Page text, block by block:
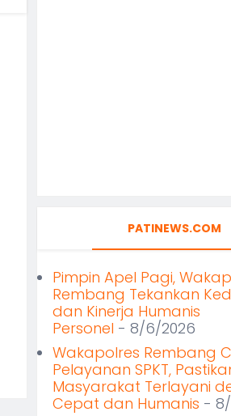
PATINEWS.COM
Pimpin Apel Pagi,
Rembang Tekankan
dan Kinerja Humanis
Personel - 8/6/2026
Wakapolres Rembang
Pelayanan SPKT,
Masyarakat Terlayani
Cepat dan Humanis -